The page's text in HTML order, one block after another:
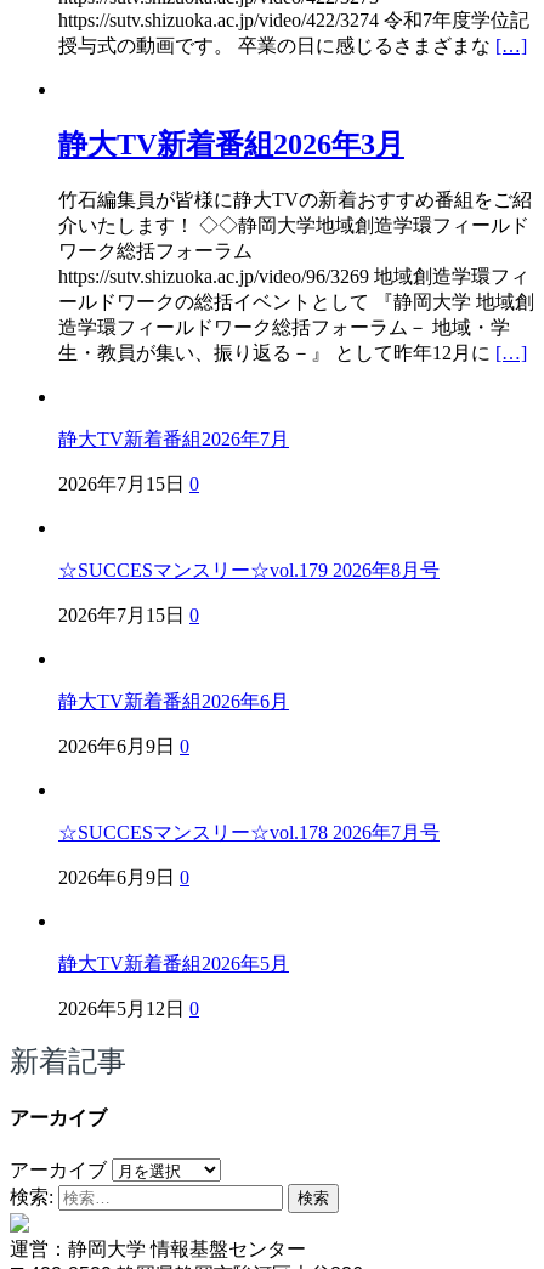
https://sutv.shizuoka.ac.jp/video/422/3274 令和7年度学位記
授与式の動画です。 卒業の日に感じるさまざまな […]
静大TV新着番組2026年3月
竹石編集員が皆様に静大TVの新着おすすめ番組をご紹
介いたします！ ◇◇静岡大学地域創造学環フィールド
ワーク総括フォーラム
https://sutv.shizuoka.ac.jp/video/96/3269 地域創造学環フィ
ールドワークの総括イベントとして 『静岡大学 地域創
造学環フィールドワーク総括フォーラム－ 地域・学
生・教員が集い、振り返る－』 として昨年12月に […]
静大TV新着番組2026年7月
2026年7月15日 0
☆SUCCESマンスリー☆vol.179 2026年8月号
2026年7月15日 0
静大TV新着番組2026年6月
2026年6月9日 0
☆SUCCESマンスリー☆vol.178 2026年7月号
2026年6月9日 0
静大TV新着番組2026年5月
2026年5月12日 0
新着記事
アーカイブ
アーカイブ
検索:
運営：静岡大学 情報基盤センター